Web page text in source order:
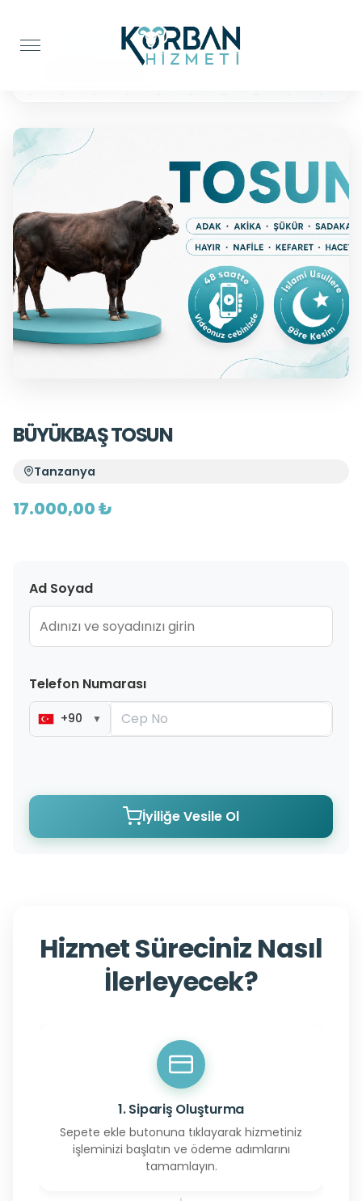
Şükür Kurbanı
BÜYÜKBAŞ TOSUN
Tanzanya
17.000,00 ₺
Ad Soyad
Telefon Numarası
+90 ▼
İyiliğe Vesile Ol
Hizmet Süreciniz Nasıl
İlerleyecek?
1. Sipariş Oluşturma
Sepete ekle butonuna tıklayarak hizmetiniz
işleminizi başlatın ve ödeme adımlarını
tamamlayın.